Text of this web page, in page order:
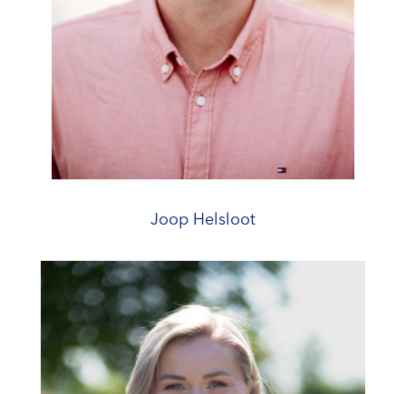
Joop Helsloot